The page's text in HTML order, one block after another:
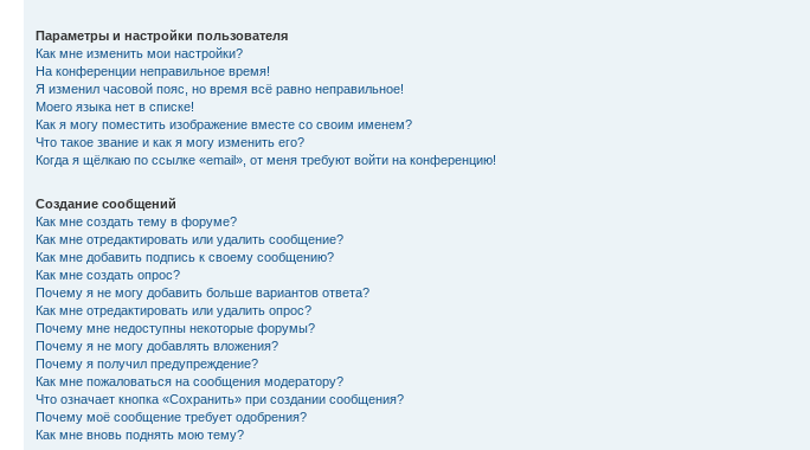
Параметры и настройки пользователя
Как мне изменить мои настройки?
На конференции неправильное время!
Я изменил часовой пояс, но время всё равно неправильное!
Моего языка нет в списке!
Как я могу поместить изображение вместе со своим именем?
Что такое звание и как я могу изменить его?
Когда я щёлкаю по ссылке «email», от меня требуют войти на конференцию!
Создание сообщений
Как мне создать тему в форуме?
Как мне отредактировать или удалить сообщение?
Как мне добавить подпись к своему сообщению?
Как мне создать опрос?
Почему я не могу добавить больше вариантов ответа?
Как мне отредактировать или удалить опрос?
Почему мне недоступны некоторые форумы?
Почему я не могу добавлять вложения?
Почему я получил предупреждение?
Как мне пожаловаться на сообщения модератору?
Что означает кнопка «Сохранить» при создании сообщения?
Почему моё сообщение требует одобрения?
Как мне вновь поднять мою тему?